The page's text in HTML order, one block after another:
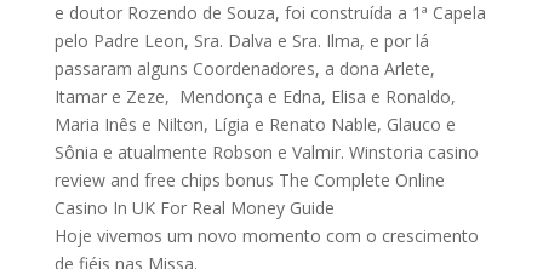
e doutor Rozendo de Souza, foi construída a 1ª Capela
pelo Padre Leon, Sra. Dalva e Sra. Ilma, e por lá
passaram alguns Coordenadores, a dona Arlete,
Itamar e Zeze, Mendonça e Edna, Elisa e Ronaldo,
Maria Inês e Nilton, Lígia e Renato Nable, Glauco e
Sônia e atualmente Robson e Valmir. Winstoria casino
review and free chips bonus The Complete Online
Casino In UK For Real Money Guide
Hoje vivemos um novo momento com o crescimento
de fiéis nas Missa.